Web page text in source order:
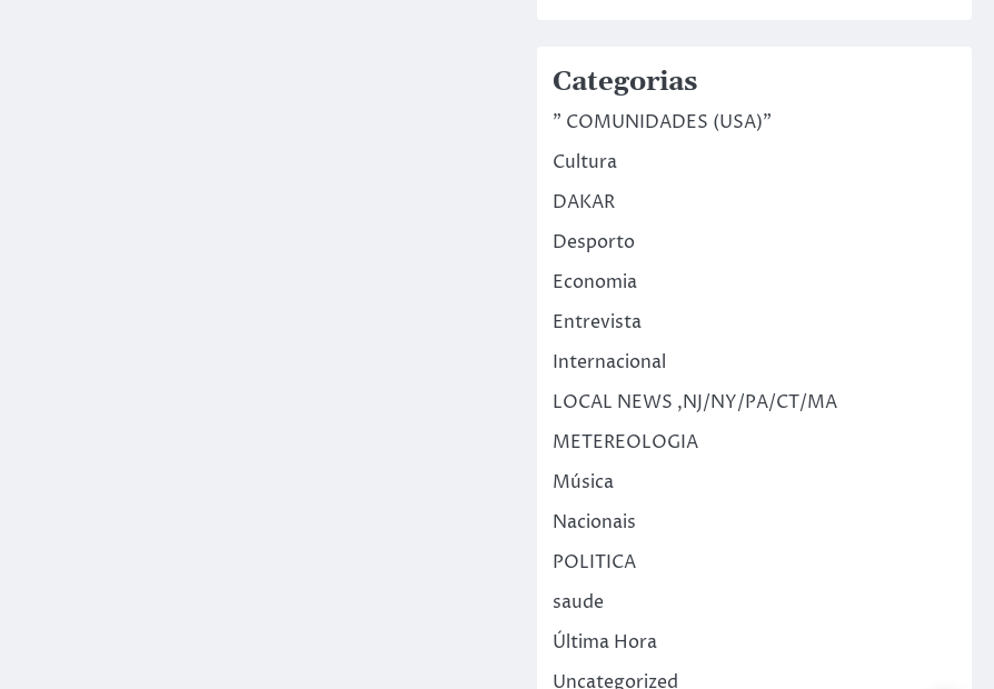
Categorias
" COMUNIDADES (USA)"
Cultura
DAKAR
Desporto
Economia
Entrevista
Internacional
LOCAL NEWS ,NJ/NY/PA/CT/MA
METEREOLOGIA
Música
Nacionais
POLITICA
saude
Última Hora
Uncategorized